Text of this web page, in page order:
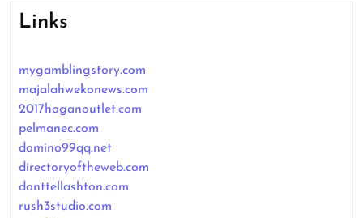
Links
mygamblingstory.com
majalahwekonews.com
2017hoganoutlet.com
pelmanec.com
domino99qq.net
directoryoftheweb.com
donttellashton.com
rush3studio.com